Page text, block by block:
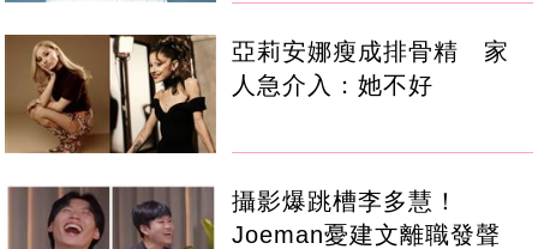
亞莉安娜瘦成排骨精 家
人急介入：她不好
攝影爆跳槽李多慧！
Joeman憂建文離職發聲